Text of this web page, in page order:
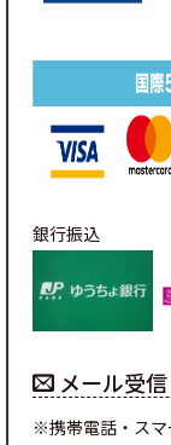
銀行振込
メール受信
※携帯電話・スマ